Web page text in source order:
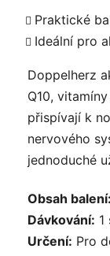
Praktické
Ideální pro
Doppelherz
Q10,
přispívají k
nervového
jednoduché
Obsah balení:
Dávkování: 1
Určení: Pro